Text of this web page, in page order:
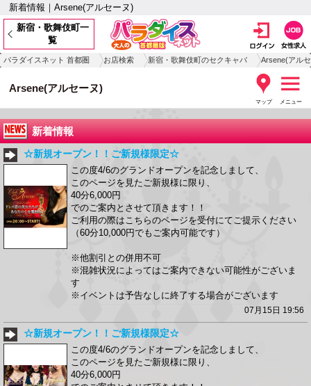
新着情報｜Arsene(アルセーヌ)
新宿・歌舞伎町一
覧
パラダイスネット 首都圏 お店検索 新宿・歌舞伎町のセクキャバ Arsene(アル
Arsene(アルセーヌ)
マップ メニュー
新着情報
☆新規オープン！！ご新規様限定☆
この度4/6のグランドオープンを記念しまして、
このページを見たご新規様に限り、
40分6,000円
でのご案内とさせて頂きます！！
ご利用の際はこちらのページを受付にてご提示ください
（60分10,000円でもご案内可能です）
※他割引との併用不可
※混雑状況によってはご案内できない可能性がございま
す
※イベントは予告なしに終了する場合がございます
07月15日 19:56
☆新規オープン！！ご新規様限定☆
この度4/6のグランドオープンを記念しまして、
このページを見たご新規様に限り、
40分6,000円